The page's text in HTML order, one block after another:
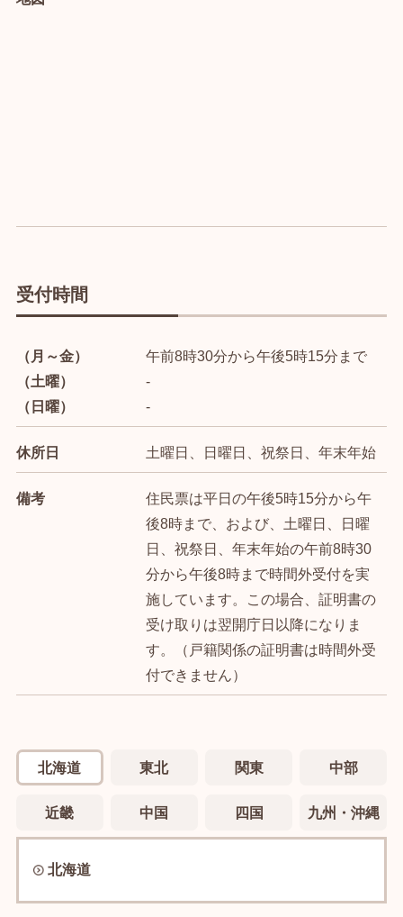
受付時間
（月～金）
（土曜）
（日曜）
午前8時30分から午後5時15分まで
-
-
休所日 土曜日、日曜日、祝祭日、年末年始
備考
住民票は平日の午後5時15分から午
後8時まで、および、土曜日、日曜
日、祝祭日、年末年始の午前8時30
分から午後8時まで時間外受付を実
施しています。この場合、証明書の
受け取りは翌開庁日以降になりま
す。（戸籍関係の証明書は時間外受
付できません）
北海道 東北 関東 中部
近畿 中国 四国 九州・沖縄
北海道